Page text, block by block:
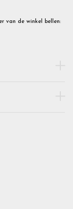
van de winkel bellen: